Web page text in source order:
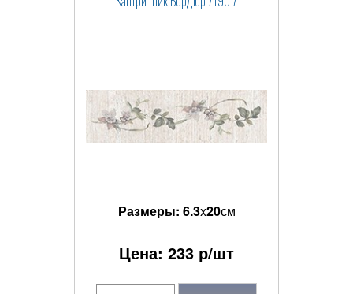
Размеры: 6.3x20см
Цена: 233 р/шт